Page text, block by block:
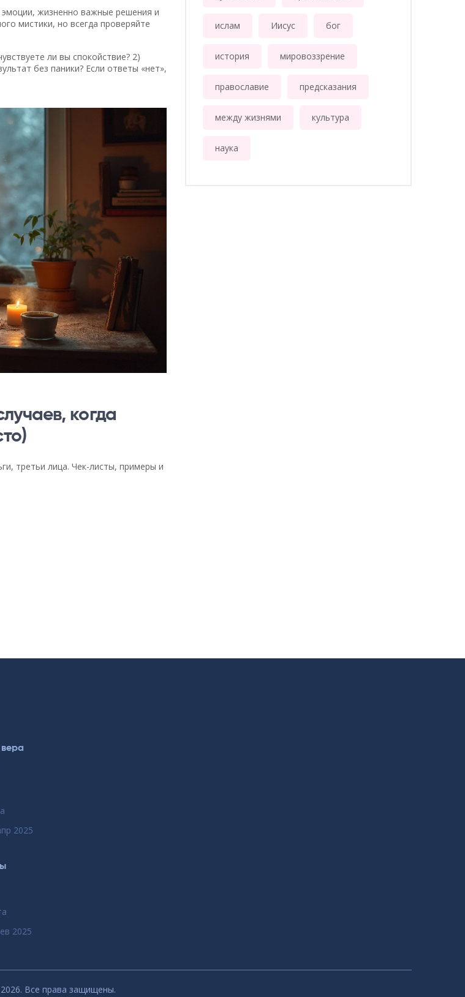
эмоции, жизненно важные решения и
мистики, но всегда проверяйте
ли вы спокойствие? 2)
без паники? Если ответы «нет»,
когда
третьи лица. Чек-листы, примеры и
ислам Иисус бог
история мировоззрение
православие предсказания
между жизнями культура
наука
вера
2025
2025
Все права защищены.